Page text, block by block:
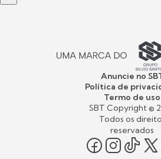
Anuncie no
Política de
Termo de uso
SBT Copyright ©
Todos os
reservados